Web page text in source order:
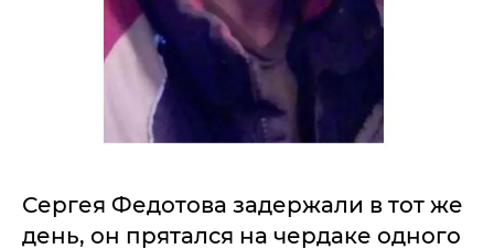
Сергея Федотова задержали в тот же
день, он прятался на чердаке одного